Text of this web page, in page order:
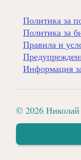
Политика за
Политика за
Правила и
Информация
© 2026 Николай